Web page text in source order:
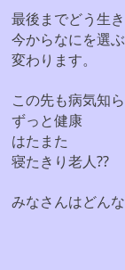
最後までどう生
今からなにを選
変わります。
この先も病気知
ずっと健康
はたまた
寝たきり老人??
みなさんはどん